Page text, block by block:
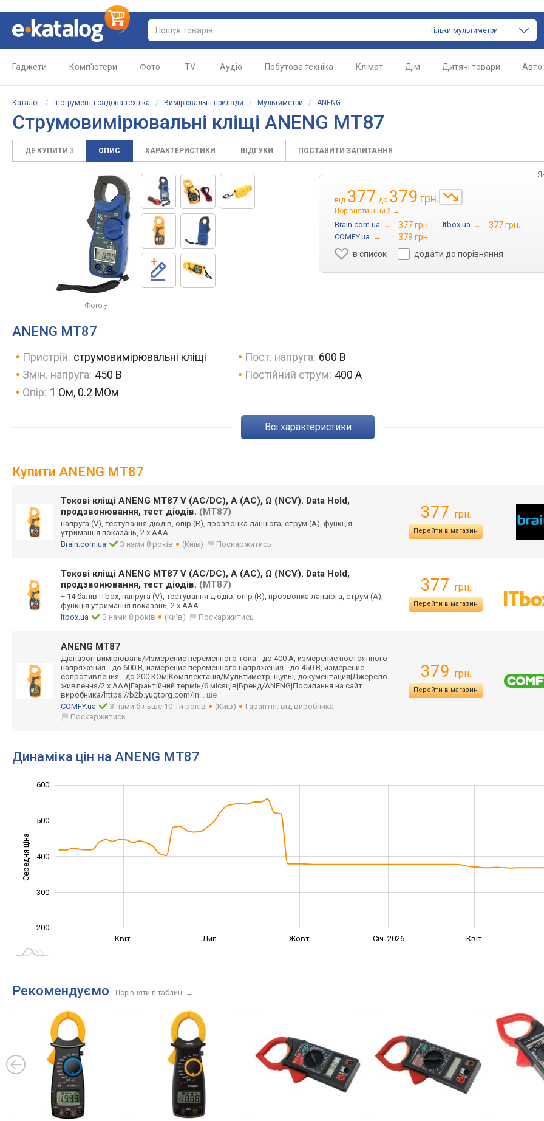
тільки мультиметри
Гаджети Комп'ютери Фото TV Аудіо Побутова техніка Клімат Дім Дитячі товари Авто
Каталог / Інструмент і садова техніка / Вимірювальні прилади / Мультиметри / ANENG
Струмовимірювальні кліщі ANENG MT87
ДЕ КУПИТИ 3 ОПИС ХАРАКТЕРИСТИКИ ВІДГУКИ ПОСТАВИТИ ЗАПИТАННЯ
Фото 7
від 377 до 379 грн.
Порівняти ціни 3 →
Brain.com.ua → 377 грн. Itbox.ua → 377 грн.
COMFY.ua →
379 грн.
в список
додати до порівняння
ANENG MT87
Пристрій: струмовимірювальні кліщі Пост. напруга: 600 В
Змін. напруга: 450 В Постійний струм: 400 А
Опір: 1 Ом, 0.2 МОм
Всі характеристики
Купити ANENG MT87
Токові кліщі ANENG MT87 V (AC/DC), A (AC), Ω (NCV). Data Hold,
продзвонювання, тест діодів. (MT87)
напруга (V), тестування діодів, опір (R), прозвонка ланцюга, струм (А), функція
утримання показань, 2 х ААА
Brain.com.ua
З нами 8 років (Київ) Поскаржитись
377 грн.
Перейти в магазин
Токові кліщі ANENG MT87 V (AC/DC), A (AC), Ω (NCV). Data Hold,
продзвонювання, тест діодів. (MT87)
+ 14 балів ITbox, напруга (V), тестування діодів, опір (R), прозвонка ланцюга, струм (А),
функція утримання показань, 2 х ААА
Itbox.ua
З нами 8 років (Київ) Поскаржитись
377 грн.
Перейти в магазин
ANENG MT87
Діапазон вимірювань/Измерение переменного тока - до 400 А, измерение постоянного
напряжения - до 600 В, измерение переменного напряжения - до 450 В, измерение
сопротивления - до 200 КОм|Комплектація/Мультиметр, щупы, документация|Джерело
живлення/2 х ААА|Гарантійний термін/6 місяців|Бренд/ANENG|Посилання на сайт
виробника/https://b2b.yugtorg.com/in... ще
COMFY.ua
З нами більше 10-ти років (Київ)
Гарантія: від виробника
Поскаржитись
379 грн.
Перейти в магазин
Динаміка цін на ANENG MT87
Середня ціна 250
200
300
400
500
600
Квіт. Лип. Жовт. Січ. 2026 Квіт.
Рекомендуємо Порівняти в таблиці →